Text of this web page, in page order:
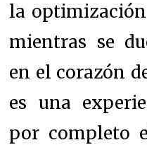
la
mientras se
en el corazón
es una
por completo